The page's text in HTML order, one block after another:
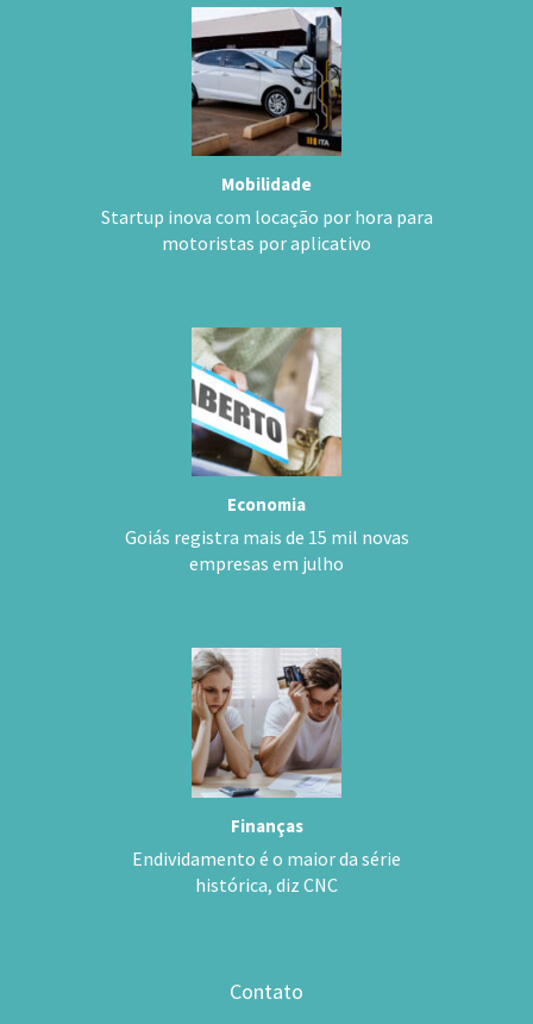
Mobilidade
Startup inova com locação por hora para
motoristas por aplicativo
Economia
Goiás registra mais de 15 mil novas
empresas em julho
Finanças
Endividamento é o maior da série
histórica, diz CNC
Contato